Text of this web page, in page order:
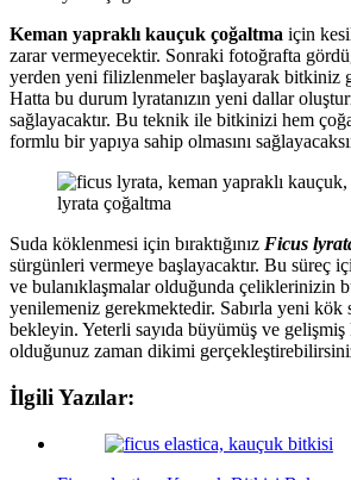
Keman yapraklı kauçuk çoğaltma için
zarar vermeyecektir. Sonraki fotoğrafta
yerden yeni filizlenmeler başlayarak bitkiniz
Hatta bu durum lyratanızın yeni dallar
sağlayacaktır. Bu teknik ile bitkinizi hem
formlu bir yapıya sahip olmasını
Suda köklenmesi için bıraktığınız Ficus
sürgünleri vermeye başlayacaktır. Bu süreç
ve bulanıklaşmalar olduğunda çeliklerinizin
yenilemeniz gerekmektedir. Sabırla yeni kök
bekleyin. Yeterli sayıda büyümüş ve
olduğunuz zaman dikimi
İlgili Yazılar: